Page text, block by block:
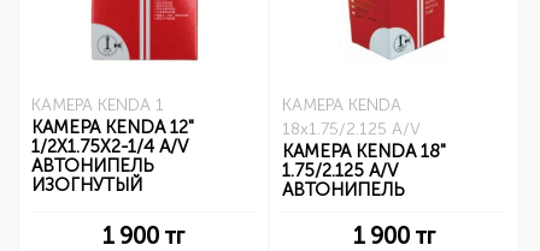
КАМЕРА KENDA 1
КАМЕРА KENDA 12"
1/2Х1.75X2-1/4 A/V
АВТОНИПЕЛЬ
ИЗОГНУТЫЙ
1 900 тг
КАМЕРА KENDA
18x1.75/2.125 A/V
КАМЕРА KENDA 18"
1.75/2.125 A/V
АВТОНИПЕЛЬ
1 900 тг